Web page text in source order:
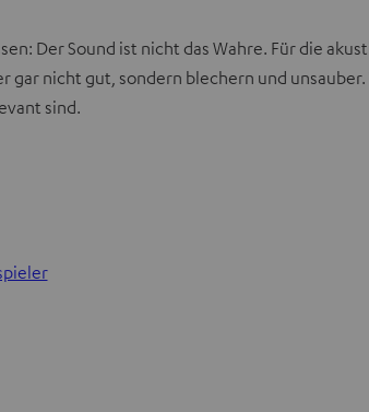
Der Sound ist nicht das Wahre. Für die
nicht gut, sondern blechern und
sind.